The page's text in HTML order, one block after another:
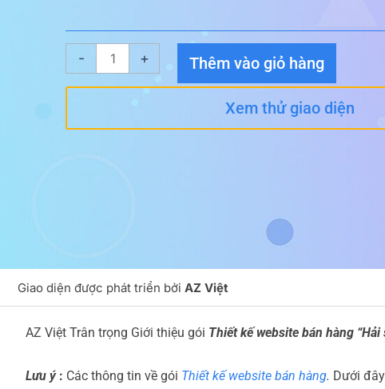
-
diện
+ Thêm vào giỏ hàng
Xem thử giao diện
Giao diện được phát triển bởi AZ Việt
AZ Việt Trân trọng Giới thiệu gói Thiết kế website bán hàng “Hải
Lưu ý: Các thông tin về gói Thiết kế website bán hàng. Dưới